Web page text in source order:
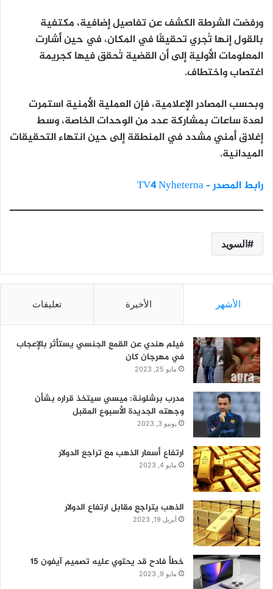
ورفضت الشرطة الكشف عن تفاصيل إضافية، مكتفية
بالقول إنهاتُجري تحقيقًا في المكان، في حين أشارت
المعلومات الأولية إلى أن القضيةتُحقق فيها كجريمة
اغتصاب واختطاف.
وبحسب المصادر الإعلامية، فإن العملية الأمنية استمرت
لعدة ساعات بمشاركة عدد من الوحدات الخاصة، وسط
إغلاق أمني مشدد في المنطقةإلى حين انتهاء التحقيقات
الميدانية.
رابط المصدر – TV4 Nyheterna
السويد
الأشهر الأخيرة تعليقات
فيلم هندي عن القمع الجنسي يستأثر بالإعجاب
في مهرجان كان
مايو 25, 2023
مدرب برشلونة: ميسي سيتخذ قراره بشأن
وجهته الجديدة الأسبوع المقبل
يونيو 3, 2023
ارتفاع أسعار الذهب مع تراجع الدولار
مايو 4, 2023
الذهب يتراجع مقابل ارتفاع الدولار
أبريل 19, 2023
خطأ فادح قد يحتوي عليه تصميم آيفون 15
مايو 9, 2023